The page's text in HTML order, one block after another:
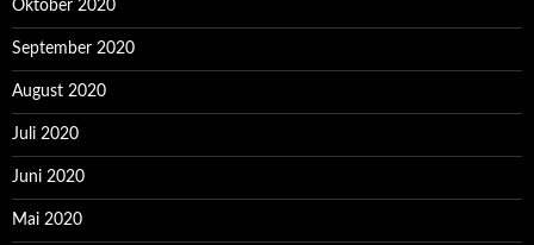
Oktober 2020
September 2020
August 2020
Juli 2020
Juni 2020
Mai 2020